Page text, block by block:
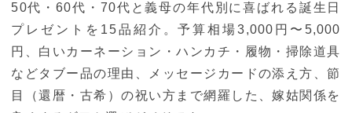
50代・60代・70代と義母の年代別に喜ばれる誕生日
プレゼントを15品紹介。予算相場3,000円〜5,000
円、白いカーネーション・ハンカチ・履物・掃除道具
などタブー品の理由、メッセージカードの添え方、節
目（還暦・古希）の祝い方まで網羅した、嫁姑関係を